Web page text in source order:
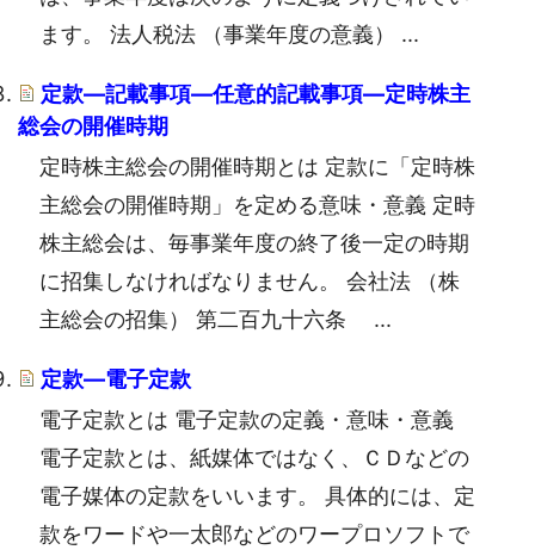
ます。 法人税法 （事業年度の意義） ...
定款―記載事項―任意的記載事項―定時株主
総会の開催時期
定時株主総会の開催時期とは 定款に「定時株
主総会の開催時期」を定める意味・意義 定時
株主総会は、毎事業年度の終了後一定の時期
に招集しなければなりません。 会社法 （株
主総会の招集） 第二百九十六条 ...
定款―電子定款
電子定款とは 電子定款の定義・意味・意義
電子定款とは、紙媒体ではなく、ＣＤなどの
電子媒体の定款をいいます。 具体的には、定
款をワードや一太郎などのワープロソフトで